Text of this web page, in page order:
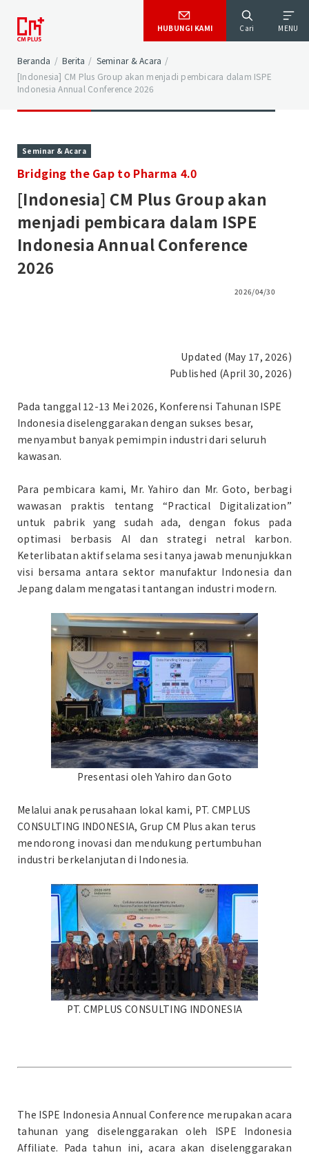
Cari MENU
HUBUNGI KAMI
Beranda / Berita / Seminar & Acara /
[Indonesia] CM Plus Group akan menjadi pembicara dalam ISPE
Indonesia Annual Conference 2026
Seminar & Acara
Bridging the Gap to Pharma 4.0
[Indonesia] CM Plus Group akan
menjadi pembicara dalam ISPE
Indonesia Annual Conference
2026
2026/04/30
Updated (May 17, 2026)
Published (April 30, 2026)
Pada tanggal 12-13 Mei 2026, Konferensi Tahunan ISPE
Indonesia diselenggarakan dengan sukses besar,
menyambut banyak pemimpin industri dari seluruh
kawasan.
Para pembicara kami, Mr. Yahiro dan Mr. Goto, berbagi
wawasan praktis tentang “Practical Digitalization”
untuk pabrik yang sudah ada, dengan fokus pada
optimasi berbasis AI dan strategi netral karbon.
Keterlibatan aktif selama sesi tanya jawab menunjukkan
visi bersama antara sektor manufaktur Indonesia dan
Jepang dalam mengatasi tantangan industri modern.
Presentasi oleh Yahiro dan Goto
Melalui anak perusahaan lokal kami, PT. CMPLUS
CONSULTING INDONESIA, Grup CM Plus akan terus
mendorong inovasi dan mendukung pertumbuhan
industri berkelanjutan di Indonesia.
PT. CMPLUS CONSULTING INDONESIA
The ISPE Indonesia Annual Conference merupakan acara
tahunan yang diselenggarakan oleh ISPE Indonesia
Affiliate. Pada tahun ini, acara akan diselenggarakan